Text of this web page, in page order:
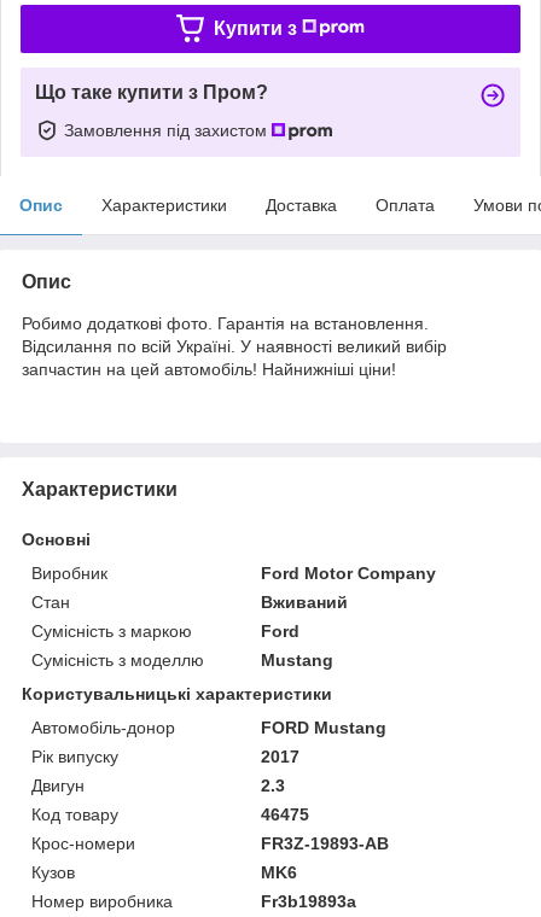
Купити з
Що таке купити з Пром?
Замовлення під захистом
Опис Характеристики Доставка Оплата Умови
Опис
Робимо додаткові фото. Гарантія на встановлення.
Відсилання по всій Україні. У наявності великий вибір
запчастин на цей автомобіль! Найнижніші ціни!
Характеристики
Основні
Виробник
Ford Motor Company
Стан
Вживаний
Сумісність з маркою
Ford
Сумісність з моделлю
Mustang
Користувальницькі характеристики
Автомобіль-донор
FORD Mustang
Рік випуску
2017
Двигун
2.3
Код товару
46475
Крос-номери
FR3Z-19893-AB
Кузов
MK6
Номер виробника
Fr3b19893a